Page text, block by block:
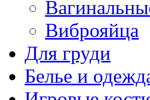
Виброяйца
Для груди
Белье и